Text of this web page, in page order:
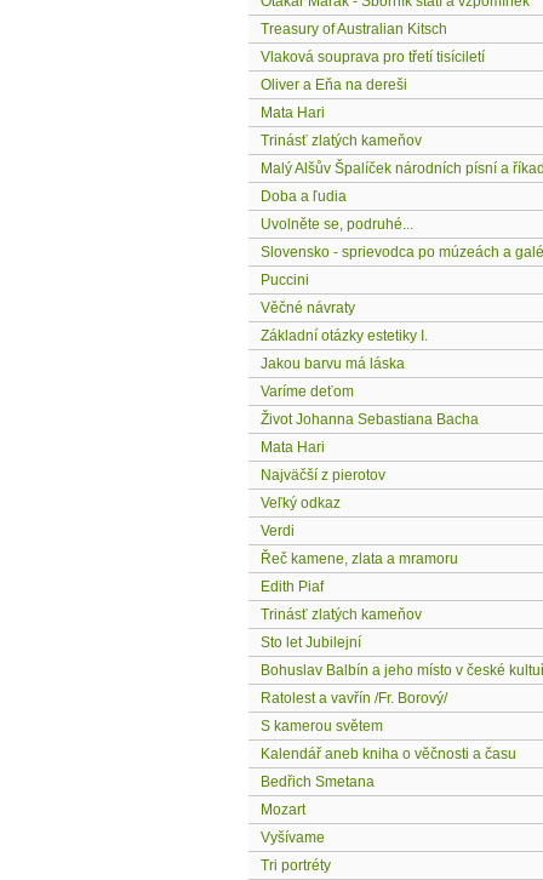
Treasury of Australian Kitsch
Vlaková souprava pro třetí tisíciletí
Oliver a Eňa na dereši
Mata Hari
Trinásť zlatých kameňov
Malý Alšův Špalíček národních písní a
Doba a ľudia
Uvolněte se, podruhé...
Slovensko - sprievodca po múzeách a
Puccini
Věčné návraty
Základní otázky estetiky I.
Jakou barvu má láska
Varíme deťom
Život Johanna Sebastiana Bacha
Mata Hari
Najväčší z pierotov
Veľký odkaz
Verdi
Řeč kamene, zlata a mramoru
Edith Piaf
Trinásť zlatých kameňov
Sto let Jubilejní
Bohuslav Balbín a jeho místo v české
Ratolest a vavřín /Fr. Borový/
S kamerou světem
Kalendář aneb kniha o věčnosti a času
Bedřich Smetana
Mozart
Vyšívame
Tri portréty